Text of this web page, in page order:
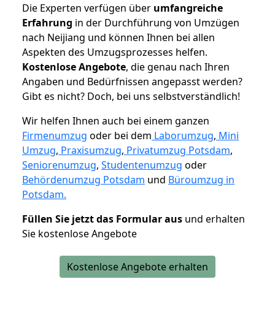
Die Experten verfügen über umfangreiche
Erfahrung in der Durchführung von Umzügen
nach Neijiang und können Ihnen bei allen
Aspekten des Umzugsprozesses helfen.
Kostenlose Angebote, die genau nach Ihren
Angaben und Bedürfnissen angepasst werden?
Gibt es nicht? Doch, bei uns selbstverständlich!
Wir helfen Ihnen auch bei einem ganzen
Firmenumzug oder bei dem Laborumzug, Mini
Umzug, Praxisumzug, Privatumzug Potsdam,
Seniorenumzug, Studentenumzug oder
Behördenumzug Potsdam und Büroumzug in
Potsdam.
Füllen Sie jetzt das Formular aus und erhalten
Sie kostenlose Angebote
Kostenlose Angebote erhalten